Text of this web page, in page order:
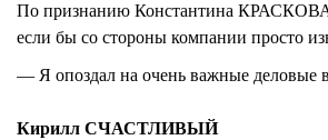
По признанию Константина КРАСКОВА,
если бы со стороны компании просто
— Я опоздал на очень важные
Кирилл СЧАСТЛИВЫЙ